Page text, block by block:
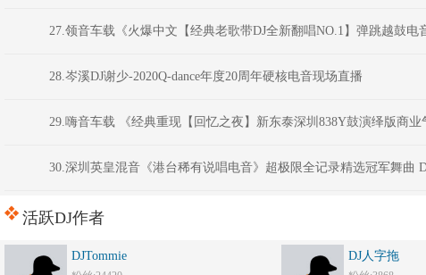
27.领音车载《火爆中文【经典老歌带DJ全新翻唱NO.1】弹跳越鼓电
28.岑溪DJ谢少-2020Q-dance年度20周年硬核电音现场直播
29.嗨音车载 《经典重现【回忆之夜】新东泰深圳838Y鼓演绎版商
30.深圳英皇混音《港台稀有说唱电音》超极限全记录精选冠军舞曲
活跃DJ作者
DJTommie DJ人字拖